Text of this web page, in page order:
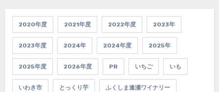
2020年度 2021年度 2022年度 2023年
2023年度 2024年 2024年度 2025年
2025年度 2026年度 PR いちご いも
いわき市 とっくり芋 ふくしま逢瀬ワイナリー